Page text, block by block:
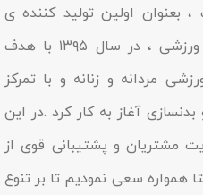
بعنوان اولین تولید کننده ی
تخصصی و حرفه ای پوشاک ورزشی ، در سال ۱۳۹۵ با هدف
مردانه و زنانه و با تمرکز
آغاز به کار کرد .در این
مشتریان و پشتیبانی قوی از
همواره سعی نمودیم تا بر تنوع